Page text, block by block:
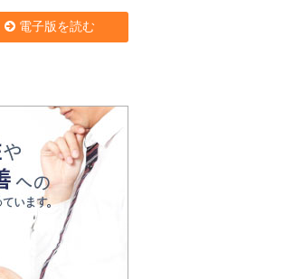
電子版を読む